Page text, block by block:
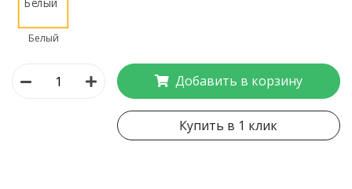
Белый
Добавить в корзину
Купить в 1 клик